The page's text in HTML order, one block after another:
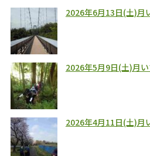
2026年6月13日(土)月
2026年5月9日(土)月い
2026年4月11日(土)月